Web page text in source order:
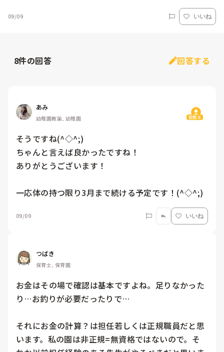
09/09 いいね
8件の回答 回答する
あみ
幼稚園教諭, 幼稚園 質問主
そうですね(^◇^;)
ちゃんと言えば良かったですね！
ありがとうございます！
一応体の持つ限り3月まで続ける予定です！(^◇^;)
09/09 いいね
つばき
保育士, 保育園
お金はその場で確認は基本ですよね。足りなかった
り…お釣りが必要だったりで…
それにお金の計算？は担任若しくは正規職員だと思
います。私の園は非正規=無資格ではないので。そ